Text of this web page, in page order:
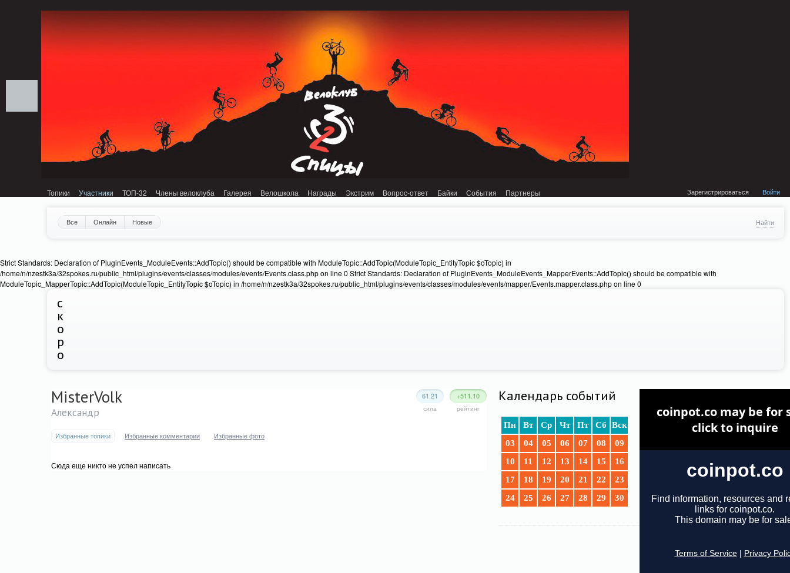
Топики Участники ТОП-32 Члены велоклуба Галерея Велошкола Награды Экстрим Вопрос-ответ Байки События Партнеры Зарегистрироваться Войти
Все Онлайн Новые Найти
Strict Standards: Declaration of PluginEvents_ModuleEvents::AddTopic() should be compatible with ModuleTopic::AddTopic(ModuleTopic_EntityTopic $oTopic) in
/home/n/nzestk3a/32spokes.ru/public_html/plugins/events/classes/modules/events/Events.class.php on line 0 Strict Standards: Declaration of PluginEvents_ModuleEvents_MapperEvents::AddTopic() should be compatible with
ModuleTopic_MapperTopic::AddTopic(ModuleTopic_EntityTopic $oTopic) in /home/n/nzestk3a/32spokes.ru/public_html/plugins/events/classes/modules/events/mapper/Events.mapper.class.php on line 0
с
к
о
р
о
Календарь событий
Пн Вт Ср Чт Пт Сб
Вск
03
04 05 06 07 08
09
10
11 12 13 14 15
16
17
18 19 20 21 22
23
24
25 26 27 28 29 30
+511.10
рейтинг
61.21
сила
MisterVolk
Александр
Избранные топики Избранные комментарии Избранные фото
Сюда еще никто не успел написать